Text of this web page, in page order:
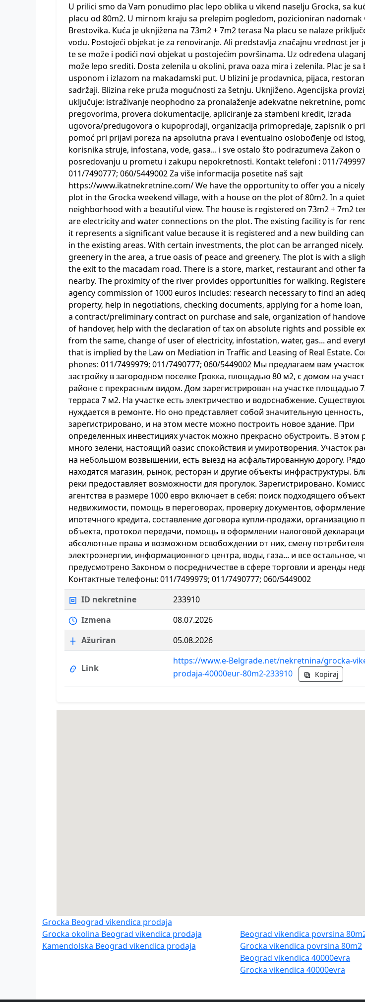
U prilici smo da Vam ponudimo plac lepo oblika u vikend naselju Grocka, sa
placu od 80m2. U mirnom kraju sa prelepim pogledom, pozicioniran nadomak
Brestovika. Kuća je uknjižena na 73m2 + 7m2 terasa Na placu se nalaze
vodu. Postojeći objekat je za renoviranje. Ali predstavlja značajnu vrednost jer
te se može i podići novi objekat u postojećim površinama. Uz određena
može lepo srediti. Dosta zelenila u okolini, prava oaza mira i zelenila. Plac je sa
usponom i izlazom na makadamski put. U blizini je prodavnica, pijaca,
sadržaji. Blizina reke pruža mogućnosti za šetnju. Uknjiženo. Agencijska
uključuje: istraživanje neophodno za pronalaženje adekvatne nekretnine,
pregovorima, provera dokumentacije, apliciranje za stambeni kredit, izrada
ugovora/predugovora o kupoprodaji, organizacija primopredaje, zapisnik o
pomoć pri prijavi poreza na apsolutna prava i eventualno oslobođenje od
korisnika struje, infostana, vode, gasa... i sve ostalo što podrazumeva Zakon o
posredovanju u prometu i zakupu nepokretnosti. Kontakt telefoni : 011/
011/7490777; 060/5449002 Za više informacija posetite naš sajt
https://www.ikatnekretnine.com/ We have the opportunity to offer you a
plot in the Grocka weekend village, with a house on the plot of 80m2. In a quiet
neighborhood with a beautiful view. The house is registered on 73m2 + 7m2
are electricity and water connections on the plot. The existing facility is for
it represents a significant value because it is registered and a new building
in the existing areas. With certain investments, the plot can be arranged
greenery in the area, a true oasis of peace and greenery. The plot is with a
the exit to the macadam road. There is a store, market, restaurant and other
nearby. The proximity of the river provides opportunities for walking.
agency commission of 1000 euros includes: research necessary to find an
property, help in negotiations, checking documents, applying for a home
a contract/preliminary contract on purchase and sale, organization of
of handover, help with the declaration of tax on absolute rights and possible
from the same, change of user of electricity, infostation, water, gas... and
that is implied by the Law on Mediation in Traffic and Leasing of Real Estate.
phones: 011/7499979; 011/7490777; 060/5449002 Мы предлагаем вам
застройку в загородном поселке Грокка, площадью 80 м2, с домом на
районе с прекрасным видом. Дом зарегистрирован на участке площадью
терраса 7 м2. На участке есть электричество и водоснабжение.
нуждается в ремонте. Но оно представляет собой значительную ценность,
зарегистрировано, и на этом месте можно построить новое здание. При
определенных инвестициях участок можно прекрасно обустроить. В этом
много зелени, настоящий оазис спокойствия и умиротворения. Участок
на небольшом возвышении, есть выезд на асфальтированную дорогу.
находятся магазин, рынок, ресторан и другие объекты инфраструктуры.
реки предоставляет возможности для прогулок. Зарегистрировано.
агентства в размере 1000 евро включает в себя: поиск подходящего
недвижимости, помощь в переговорах, проверку документов, оформление
ипотечного кредита, составление договора купли-продажи, организацию
объекта, протокол передачи, помощь в оформлении налоговой
абсолютные права и возможном освобождении от них, смену потребителя
электроэнергии, информационного центра, воды, газа... и все остальное,
предусмотрено Законом о посредничестве в сфере торговли и аренды
Контактные телефоны: 011/7499979; 011/7490777; 060/5449002
ID nekretnine
233910
Izmena
08.07.2026
Ažuriran
05.08.2026
Link
https://www.e-Belgrade.net/nekretnina/grocka-
prodaja-40000eur-80m2-233910
Kopiraj
Grocka Beograd vikendica prodaja
Grocka okolina Beograd vikendica prodaja
Kamendolska Beograd vikendica prodaja
Beograd vikendica povrsina
Grocka vikendica povrsina 80m2
Beograd vikendica 40000evra
Grocka vikendica 40000evra